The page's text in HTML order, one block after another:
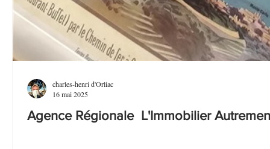
Agence Régionale L'Immobilier
charles-henri d'Orliac
16 mai 2025